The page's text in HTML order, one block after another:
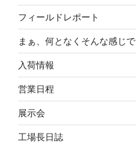
フィールドレポート
まぁ、何となくそんな感じで
入荷情報
営業日程
展示会
工場長日誌